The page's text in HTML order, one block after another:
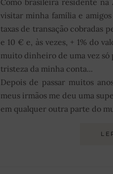
visitar minha família e
taxas de transação cobradas
e 10 € e, às vezes, + 1% do
muito dinheiro de uma vez só
tristeza da minha conta...
Depois de passar muitos
meus irmãos me deu uma
em qualquer outra parte do